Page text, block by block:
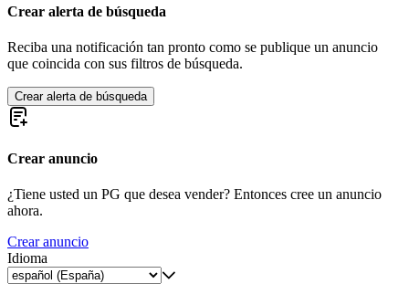
Crear alerta de búsqueda
Reciba una notificación tan pronto como se publique un anuncio
que coincida con sus filtros de búsqueda.
Crear alerta de búsqueda
Crear anuncio
¿Tiene usted un PG que desea vender? Entonces cree un anuncio
ahora.
Crear anuncio
Idioma